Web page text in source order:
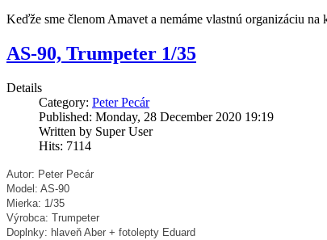
Keďže sme členom Amavet a nemáme vlastnú organizáciu
AS-90, Trumpeter 1/35
Details
Category: Peter Pecár
Published: Monday, 28 December 2020 19:19
Written by Super User
Hits: 7114
Autor: Peter Pecár
Model: AS-90
Mierka: 1/35
Výrobca: Trumpeter
Doplnky: hlaveň Aber + fotolepty Eduard